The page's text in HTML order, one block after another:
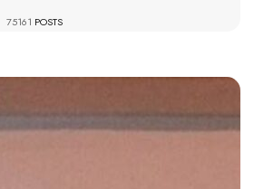
75161 POSTS